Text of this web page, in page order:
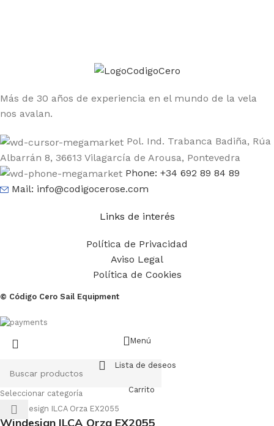
Más de 30 años de experiencia en el mundo de la vela
nos avalan.
Pol. Ind. Trabanca Badiña, Rúa
Albarrán 8, 36613 Vilagarcía de Arousa, Pontevedra
Phone: +34 692 89 84 89
Mail: info@codigocerose.com
Links de interés
Política de Privacidad
Aviso Legal
Política de Cookies
© Código Cero Sail Equipment
Seleccionar categoría
Menú
Lista de deseos
Carrito
Windesign ILCA Orza EX2055